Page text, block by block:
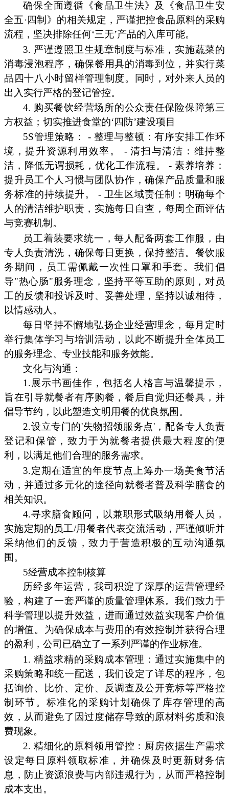
确保全面遵循《食品卫生法》及《食品卫生安
全五·四制》的相关规定，严谨把控食品原料的采购
流程，坚决排除任何‘三无’产品的入库可能。
3. 严谨遵照卫生规章制度与标准，实施蔬菜的
消毒浸泡程序，确保餐用具的消毒到位，并实行菜
品四十八小时留样管理制度。同时，对外来人员的
出入实行严格的登记管控。
4. 购买餐饮经营场所的公众责任保险保障第三
方权益；切实推进食堂的‘四防’建设项目
5S管理策略： - 整理与整顿：有序安排工作环
境，提升资源利用效率。 - 清扫与清洁：维持整
洁，降低无谓损耗，优化工作流程。 - 素养培养：
提升员工个人习惯与团队协作，确保产品质量和服
务标准的持续提升。 - 卫生区域责任制：明确每个
人的清洁维护职责，实施每日自查，每周全面评估
与竞赛机制。
员工着装要求统一，每人配备两套工作服，由
专人负责清洗，确保每日更换，保持整洁。餐饮服
务期间，员工需佩戴一次性口罩和手套。我们倡
导"热心肠"服务理念，坚持平等互助的原则，对员
工的反馈和投诉及时、妥善处理，坚持以诚相待，
以情感动人。
每日坚持不懈地弘扬企业经营理念，每月定时
举行集体学习与培训活动，以此不断提升全体员工
的服务理念、专业技能和服务效能。
文化与沟通：
1.展示书画佳作，包括名人格言与温馨提示，
旨在引导就餐者有序购餐，餐后自觉归还餐具，并
倡导节约，以此塑造文明用餐的优良氛围。
2.设立专门的'失物招领服务点'，配备专人负责
登记和保管，致力于为就餐者提供最大程度的便
利，以满足他们合理的服务需求。
3.定期在适宜的年度节点上筹办一场美食节活
动，并通过多元化的途径向就餐者普及科学膳食的
相关知识。
4.寻求膳食顾问，以兼职形式吸纳用餐人员，
实施定期的员工/用餐者代表交流活动，严谨倾听并
采纳他们的反馈，致力于营造积极的互动沟通氛
围。
5经营成本控制核算
历经多年运营，我司积淀了深厚的运营管理经
验，构建了一套严谨的质量管理体系。我们致力于
科学管理以提升效益，进而通过效益实现客户价值
的增值。为确保成本与费用的有效控制并获得合理
的盈利，公司已确立了一系列严谨的作业标准。
1. 精益求精的采购成本管理：通过实施集中的
采购策略和统一配送，我们设定了详尽的程序，包
括询价、比价、定价、反调查及公开竞标等严格控
制环节。标准化的采购计划确保了库存管理的高
效，从而避免了因过度储存导致的原材料劣质和浪
费现象。
2. 精细化的原料领用管控：厨房依据生产需求
设定每日原料领取标准，并确保及时更新财务信
息，防止资源浪费与内部违规行为，从而严格控制
成本支出。